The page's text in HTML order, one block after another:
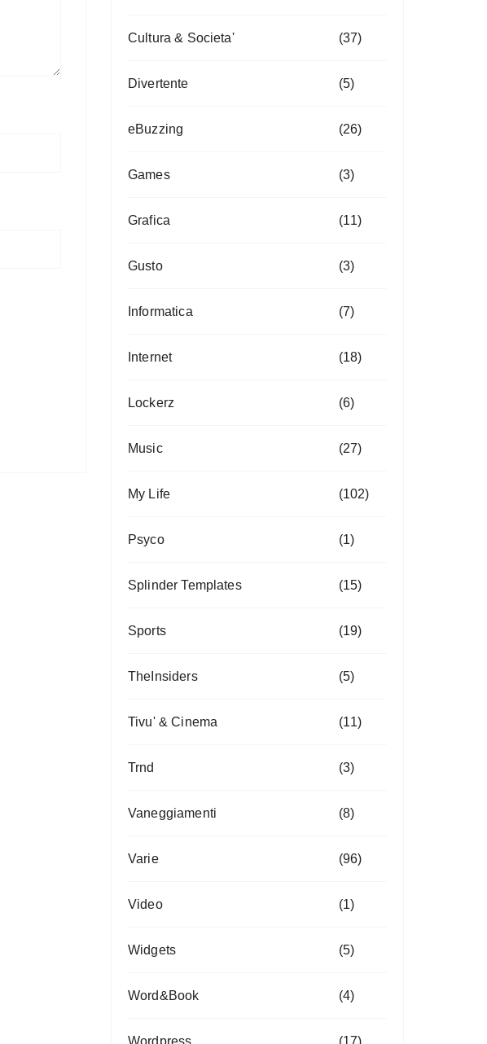
Cultura & Societa' (37)
Divertente (5)
eBuzzing (26)
Games (3)
Grafica (11)
Gusto (3)
Informatica (7)
Internet (18)
Lockerz (6)
Music (27)
My Life (102)
Psyco (1)
Splinder Templates (15)
Sports (19)
TheInsiders (5)
Tivu' & Cinema (11)
Trnd (3)
Vaneggiamenti (8)
Varie (96)
Video (1)
Widgets (5)
Word&Book (4)
Wordpress (17)